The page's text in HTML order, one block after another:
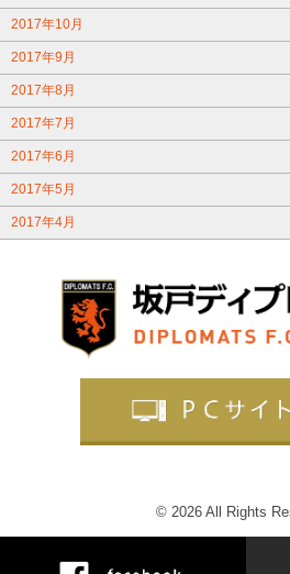
2017年10月
2017年9月
2017年8月
2017年7月
2017年6月
2017年5月
2017年4月
© 2026 All Rights